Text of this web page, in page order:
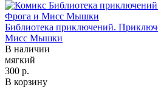
Библиотека приключений.
Мисс Мышки
В наличии
мягкий
300 р.
В корзину